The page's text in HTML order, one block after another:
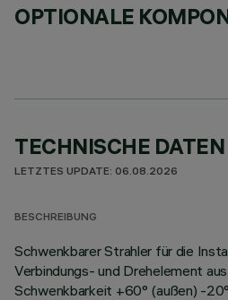
OPTIONALE
TECHNISCHE DATEN
LETZTES UPDATE: 06.08.2026
BESCHREIBUNG
Schwenkbarer Strahler für die
Verbindungs- und Drehelement
Schwenkbarkeit +60° (außen) -